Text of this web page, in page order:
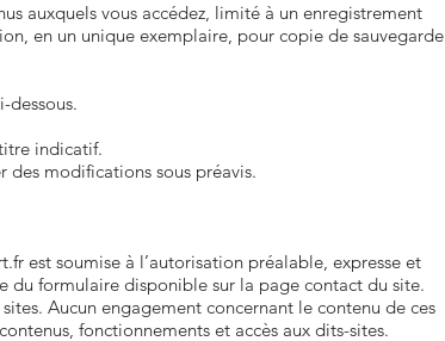
auxquels vous accédez, limité à un enregistrement
en un unique exemplaire, pour copie de sauvegarde
dessous.
indicatif.
des modifications sous préavis.
est soumise à l’autorisation préalable, expresse et
du formulaire disponible sur la page contact du site.
Aucun engagement concernant le contenu de ces
fonctionnements et accès aux dits-sites.